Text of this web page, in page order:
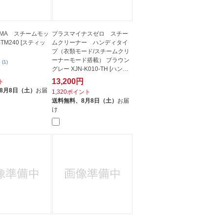
スチームモッ
[スティッ
(1)
8月8日（土） お届
プラスマイナスゼロ スチー
ムクリーナー ハンディタイ
プ（衣類モード/スチームクリ
ーナーモード搭載） ブラウン
グレー XJN-K010-TH [ハンデ
ィ]
13,200円
1,320ポイント
送料無料、 8月8日（土） お届
け